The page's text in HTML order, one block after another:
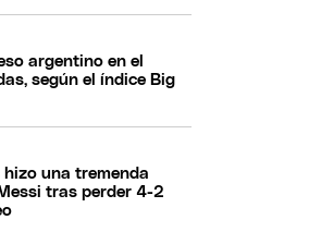
argentino en el
según el índice Big
hizo una tremenda
tras perder 4-2